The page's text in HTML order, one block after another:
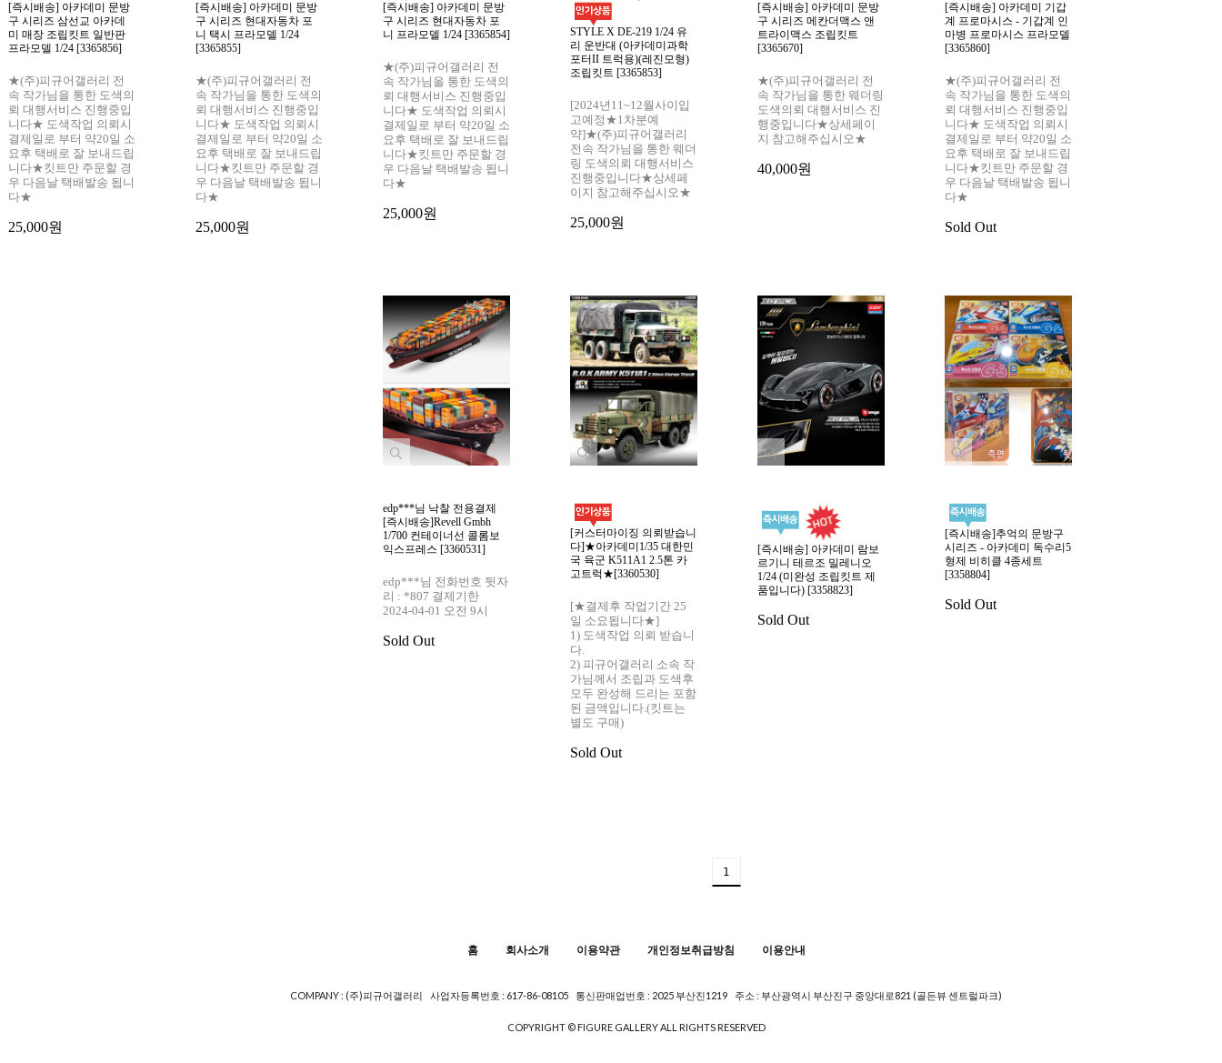
[즉시배송] 아카데미 문방
구 시리즈 삼선교 아카데
미 매장 조립킷트 일반판
프라모델 1/24 [3365856]
★(주)피규어갤러리 전
속 작가님을 통한 도색의
뢰 대행서비스 진행중입
니다★ 도색작업 의뢰시
결제일로 부터 약20일 소
요후 택배로 잘 보내드립
니다★킷트만 주문할 경
우 다음날 택배발송 됩니
다★
25,000원
[즉시배송] 아카데미 문방
구 시리즈 현대자동차 포
니 택시 프라모델 1/24
[3365855]
★(주)피규어갤러리 전
속 작가님을 통한 도색의
뢰 대행서비스 진행중입
니다★ 도색작업 의뢰시
결제일로 부터 약20일 소
요후 택배로 잘 보내드립
니다★킷트만 주문할 경
우 다음날 택배발송 됩니
다★
25,000원
[즉시배송] 아카데미 문방
구 시리즈 현대자동차 포
니 프라모델 1/24 [3365854]
★(주)피규어갤러리 전
속 작가님을 통한 도색의
뢰 대행서비스 진행중입
니다★ 도색작업 의뢰시
결제일로 부터 약20일 소
요후 택배로 잘 보내드립
니다★킷트만 주문할 경
우 다음날 택배발송 됩니
다★
25,000원
STYLE X DE-219 1/24 유
리 운반대 (아카데미과학
포터II 트럭용)(레진모형)
조립킷트 [3365853]
[2024년11~12월사이입
고예정★1차분예
약]★(주)피규어갤러리
전속 작가님을 통한 웨더
링 도색의뢰 대행서비스
진행중입니다★상세페
이지 참고해주십시오★
25,000원
[즉시배송] 아카데미 문방
구 시리즈 메칸더맥스 앤
트라이맥스 조립킷트
[3365670]
★(주)피규어갤러리 전
속 작가님을 통한 웨더링
도색의뢰 대행서비스 진
행중입니다★상세페이
지 참고해주십시오★
40,000원
[즉시배송] 아카데미 기갑
계 프로마시스 - 기갑계 인
마병 프로마시스 프라모델
[3365860]
★(주)피규어갤러리 전
속 작가님을 통한 도색의
뢰 대행서비스 진행중입
니다★ 도색작업 의뢰시
결제일로 부터 약20일 소
요후 택배로 잘 보내드립
니다★킷트만 주문할 경
우 다음날 택배발송 됩니
다★
Sold Out
edp***님 낙찰 전용결제
[즉시배송]Revell Gmbh
1/700 컨테이너선 콜롬보
익스프레스 [3360531]
edp***님 전화번호 뒷자
리 : *807 결제기한
2024-04-01 오전 9시
Sold Out
[커스터마이징 의뢰받습니
다]★아카데미1/35 대한민
국 육군 K511A1 2.5톤 카
고트럭★[3360530]
[★결제후 작업기간 25
일 소요됩니다★]
1) 도색작업 의뢰 받습니
다.
2) 피규어갤러리 소속 작
가님께서 조립과 도색후
모두 완성해 드리는 포함
된 금액입니다.(킷트는
별도 구매)
Sold Out
[즉시배송] 아카데미 람보
르기니 테르조 밀레니오
1/24 (미완성 조립킷트 제
품입니다) [3358823]
Sold Out
[즉시배송]추억의 문방구
시리즈 - 아카데미 독수리5
형제 비히클 4종세트
[3358804]
Sold Out
1
홈 회사소개 이용약관 개인정보취급방침 이용안내
COMPANY : (주)피규어갤러리 사업자등록번호 : 617-86-08105 통신판매업번호 : 2025 부산진1219 주소 : 부산광역시 부산진구 중앙대로821 (골든뷰 센트럴파크)
COPYRIGHT © FIGURE GALLERY ALL RIGHTS RESERVED